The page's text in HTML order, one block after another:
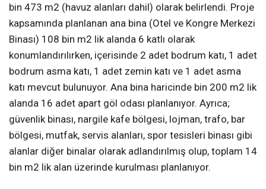
bin 473 m2 (havuz alanları dahil) olarak belirlendi. Proje
kapsamında planlanan ana bina (Otel ve Kongre Merkezi
Binası) 108 bin m2 lik alanda 6 katlı olarak
konumlandırılırken, içerisinde 2 adet bodrum katı, 1 adet
bodrum asma katı, 1 adet zemin katı ve 1 adet asma
katı mevcut bulunuyor. Ana bina haricinde bin 200 m2 lik
alanda 16 adet apart göl odası planlanıyor. Ayrıca;
güvenlik binası, nargile kafe bölgesi, lojman, trafo, bar
bölgesi, mutfak, servis alanları, spor tesisleri binası gibi
alanlar diğer binalar olarak adlandırılmış olup, toplam 14
bin m2 lik alan üzerinde kurulması planlanıyor.